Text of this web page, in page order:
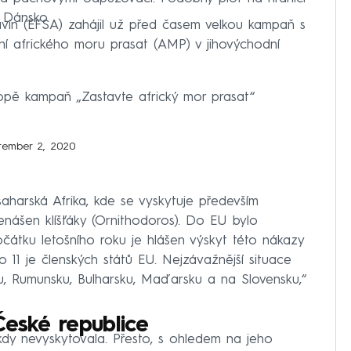
(EFSA) zahájil už před časem velkou kampaň s
afrického moru prasat (AMP) v jihovýchodní
kampaň „Zastavte africký mor prasat“
2, 2020
Afrika, kde se vyskytuje především
klíšťáky (Ornithodoros). Do EU bylo
letošního roku je hlášen výskyt této nákazy
je členských států EU. Nejzávažnější situace
Bulharsku, Maďarsku a na Slovensku,“
republice
nevyskytovala. Přesto, s ohledem na jeho